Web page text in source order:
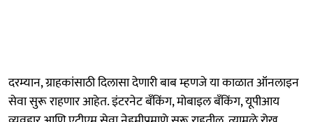
दरम्यान, ग्राहकांसाठी दिलासा देणारी बाब म्हणजे या काळात ऑनलाइन
सेवा सुरू राहणार आहेत. इंटरनेट बँकिंग, मोबाइल बँकिंग, यूपीआय